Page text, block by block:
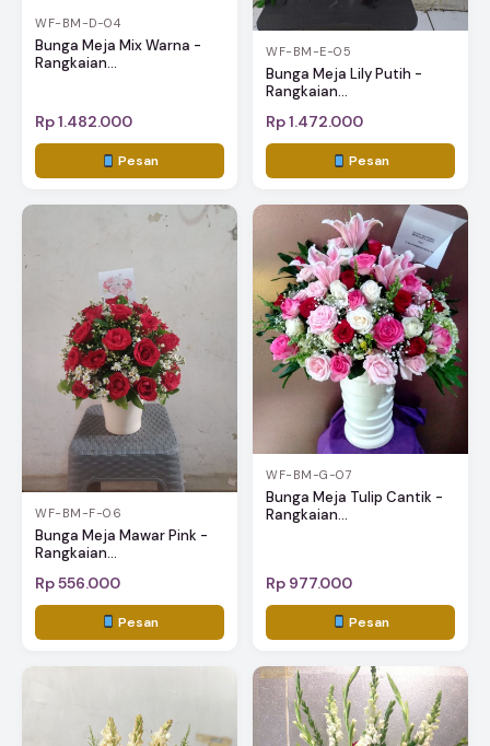
WF-BM-D-04
Bunga Meja Mix Warna -
Rangkaian...
Rp 1.482.000
Pesan
WF-BM-E-05
Bunga Meja Lily Putih -
Rangkaian...
Rp 1.472.000
Pesan
WF-BM-F-06
Bunga Meja Mawar Pink -
Rangkaian...
Rp 556.000
Pesan
WF-BM-G-07
Bunga Meja Tulip Cantik -
Rangkaian...
Rp 977.000
Pesan